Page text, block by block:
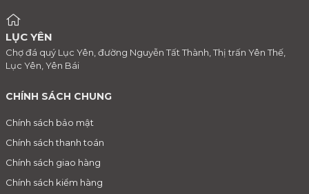
LỤC YÊN
Chợ đá quý Lục Yên, đường Nguyễn Tất Thành, Thị trấn Yên Thế,
Lục Yên, Yên Bái
CHÍNH SÁCH CHUNG
Chính sách bảo mật
Chính sách thanh toán
Chính sách giao hàng
Chính sách kiểm hàng